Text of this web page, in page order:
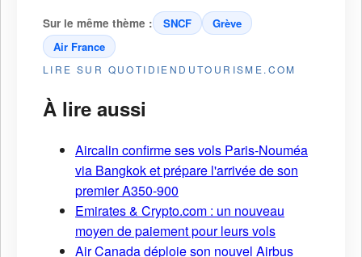
Sur le même thème : SNCF
Grève
Air France
LIRE SUR QUOTIDIENDUTOURISME.COM
À lire aussi
Aircalin confirme ses vols Paris-Nouméa
via Bangkok et prépare l'arrivée de son
premier A350-900
Emirates & Crypto.com : un nouveau
moyen de paiement pour leurs vols
Air Canada déploie son nouvel Airbus